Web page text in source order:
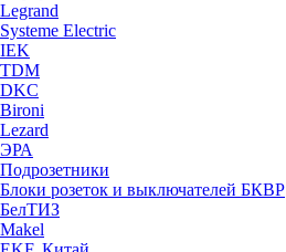
Legrand
Systeme Electric
IEK
TDM
DKC
Bironi
Lezard
ЭРА
Подрозетники
Блоки розеток и выключателей БКВР
БелТИЗ
Makel